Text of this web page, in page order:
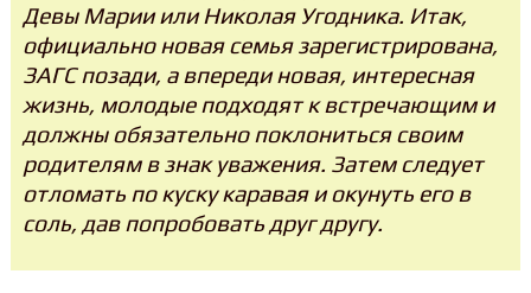
Девы Марии или Николая Угодника. Итак,
официально новая семья зарегистрирована,
ЗАГС позади, а впереди новая, интересная
жизнь, молодые подходят к встречающим и
должны обязательно поклониться своим
родителям в знак уважения. Затем следует
отломать по куску каравая и окунуть его в
соль, дав попробовать друг другу.